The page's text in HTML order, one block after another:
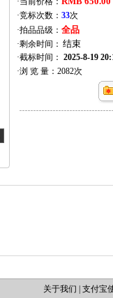
·竞标次数： 33次
·拍品品级： 全品
·剩余时间：
·截标时间： 2025-8-19
·浏 览 量： 2082次
关于我们 支付宝